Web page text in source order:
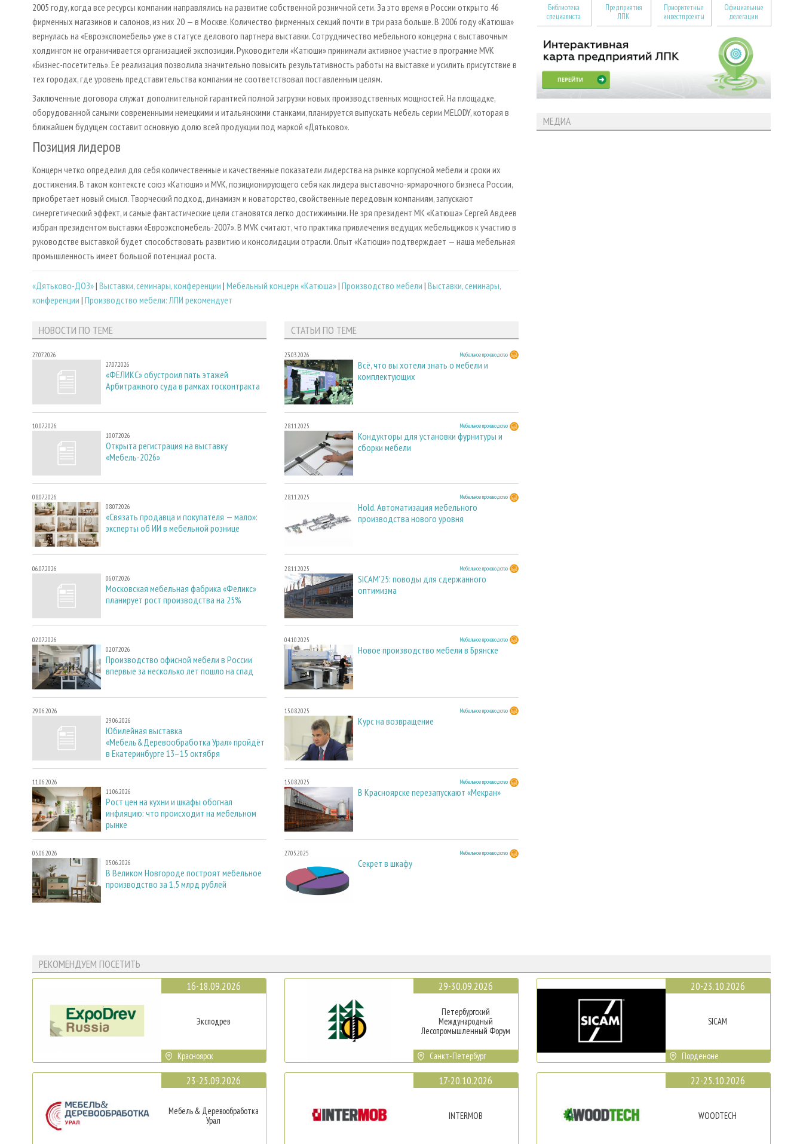
2005 году, когда все ресурсы компании направлялись на развитие собственной розничной сети. За это время в России открыто 46
фирменных магазинов и салонов, из них 20 — в Москве. Количество фирменных секций почти в три раза больше. В 2006 году «Катюша»
вернулась на «Евроэкспомебель» уже в статусе делового партнера выставки. Сотрудничество мебельного концерна с выставочным
холдингом не ограничивается организацией экспозиции. Руководители «Катюши» принимали активное участие в программе MVK
«Бизнес-посетитель». Ее реализация позволила значительно повысить результативность работы на выставке и усилить присутствие в
тех городах, где уровень представительства компании не соответствовал поставленным целям.
Заключенные договора служат дополнительной гарантией полной загрузки новых производственных мощностей. На площадке,
оборудованной самыми современными немецкими и итальянскими станками, планируется выпускать мебель серии MELODY, которая в
ближайшем будущем составит основную долю всей продукции под маркой «Дятьково».
Позиция лидеров
Концерн четко определил для себя количественные и качественные показатели лидерства на рынке корпусной мебели и сроки их
достижения. В таком контексте союз «Катюши» и MVK, позиционирующего себя как лидера выставочно-ярмарочного бизнеса России,
приобретает новый смысл. Творческий подход, динамизм и новаторство, свойственные передовым компаниям, запускают
синергетичес­кий эффект, и самые фантастические цели становятся легко достижимыми. Не зря президент МК «Катюша» Сергей Авдеев
избран президентом выставки «Евроэкспомебель-2007». В MVK считают, что практика привлечения ведущих мебельщиков к участию в
руководстве выставкой будет способствовать развитию и консолидации отрасли. Опыт «Катюши» подтверждает — наша мебельная
промышленность имеет большой потенциал роста.
«Дятьково-ДОЗ»| Выставки, семинары, конференции | Мебельный концерн «Катюша»| Производство мебели | Выставки, семинары,
конференции | Производство мебели: ЛПИ рекомендует
НОВОСТИ ПО ТЕМЕ
27.07.2026
27.07.2026
«ФЕЛИКС» обустроил пять этажей
Арбитражного суда в рамках госконтракта
10.07.2026
10.07.2026
Открыта регистрация на выставку
«Мебель-2026»
08.07.2026
08.07.2026
«Связать продавца и покупателя — мало»:
эксперты об ИИ в мебельной рознице
06.07.2026
06.07.2026
Московская мебельная фабрика «Феликс»
планирует рост производства на 25%
02.07.2026
02.07.2026
Производство офисной мебели в России
впервые за несколько лет пошло на спад
29.06.2026
29.06.2026
Юбилейная выставка
«Мебель&Деревообработка Урал» пройдёт
в Екатеринбурге 13–15 октября
11.06.2026
11.06.2026
Рост цен на кухни и шкафы обогнал
инфляцию: что происходит на мебельном
рынке
05.06.2026
05.06.2026
В Великом Новгороде построят мебельное
производство за 1,5 млрд рублей
СТАТЬИ ПО ТЕМЕ
23.03.2026 Мебельное производство
Всё, что вы хотели знать о мебели и
комплектующих
28.11.2025 Мебельное производство
Кондукторы для установки фурнитуры и
сборки мебели
28.11.2025 Мебельное производство
Hold. Автоматизация мебельного
производства нового уровня
28.11.2025 Мебельное производство
SICAM'25: поводы для сдержанного
оптимизма
04.10.2025 Мебельное производство
Новое производство мебели в Брянске
15.08.2025 Мебельное производство
Курс на возвращение
15.08.2025 Мебельное производство
В Красноярске перезапускают «Мекран»
27.05.2025 Мебельное производство
Секрет в шкафу
Библиотека
специалиста
Предприятия
ЛПК
Приоритетные
инвестпроекты
Официальные
делегации
МЕДИА
РЕКОМЕНДУЕМ ПОСЕТИТЬ
16-18.09.2026
Эксподрев
Красноярск
23-25.09.2026
Мебель & Деревообработка
Урал
29-30.09.2026
Петербургский
Международный
Лесопромышленный Форум
Санкт-Петербург
17-20.10.2026
INTERMOB
20-23.10.2026
SICAM
Порденоне
22-25.10.2026
WOODTECH